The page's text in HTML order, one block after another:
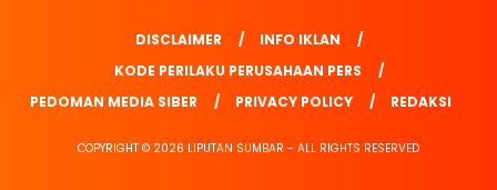
DISCLAIMER
INFO IKLAN
KODE PERILAKU PERUSAHAAN PERS
PEDOMAN MEDIA SIBER
PRIVACY POLICY REDAKSI
COPYRIGHT © 2026 LIPUTAN SUMBAR - ALL RIGHTS RESERVED